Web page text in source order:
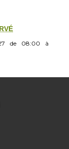
de 08:00
à